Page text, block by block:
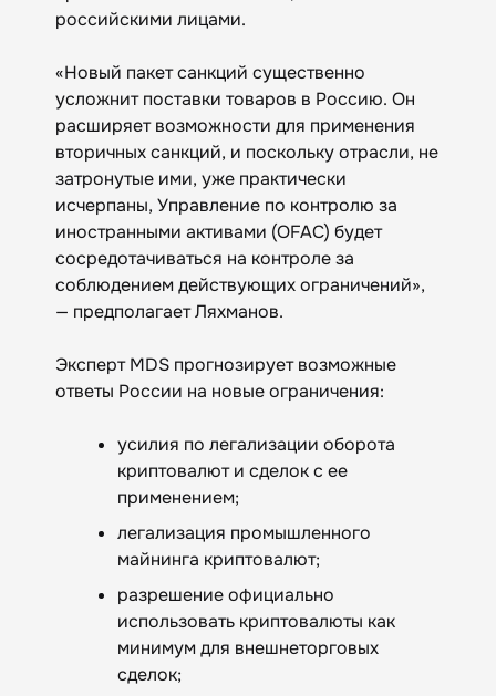
российскими лицами.
«Новый пакет санкций существенно
усложнит поставки товаров в Россию. Он
расширяет возможности для применения
вторичных санкций, и поскольку отрасли, не
затронутые ими, уже практически
исчерпаны, Управление по контролю за
иностранными активами (OFAC) будет
сосредотачиваться на контроле за
соблюдением действующих ограничений»,
— предполагает Ляхманов.
Эксперт MDS прогнозирует возможные
ответы России на новые ограничения:
усилия по легализации оборота
криптовалют и сделок с ее
применением;
легализация промышленного
майнинга криптовалют;
разрешение официально
использовать криптовалюты как
минимум для внешнеторговых
сделок;